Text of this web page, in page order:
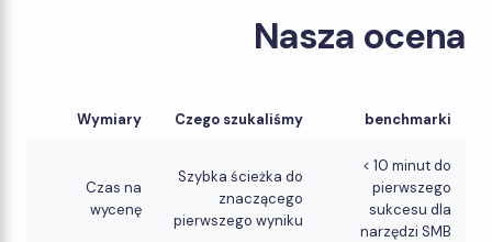
Nasza ocena
Wymiary Czego szukaliśmy benchmarki
Czas na
wycenę
Szybka ścieżka do
znaczącego
pierwszego wyniku
< 10 minut do
pierwszego
sukcesu dla
narzędzi SMB